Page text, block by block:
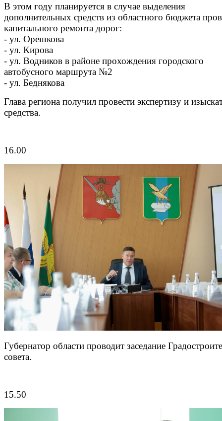
В этом году планируется в случае выделения
дополнительных средств из областного бюджета
капитального ремонта дорог:
- ул. Орешкова
- ул. Кирова
- ул. Водников в районе прохождения городского
автобусного маршрута №2
- ул. Беднякова
Глава региона получил провести экспертизу и
средства.
16.00
Губернатор области проводит заседание
совета.
15.50